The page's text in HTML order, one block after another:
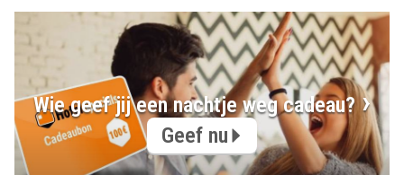
Wie geef jij een nachtje weg cadeau?
Geef nu